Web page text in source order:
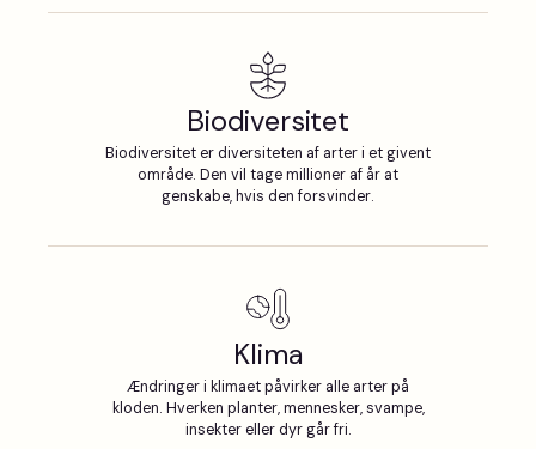
Biodiversitet
Biodiversitet er diversiteten af arter i et givent
område. Den vil tage millioner af år at
genskabe, hvis den forsvinder.
Klima
Ændringer i klimaet påvirker alle arter på
kloden. Hverken planter, mennesker, svampe,
insekter eller dyr går fri.